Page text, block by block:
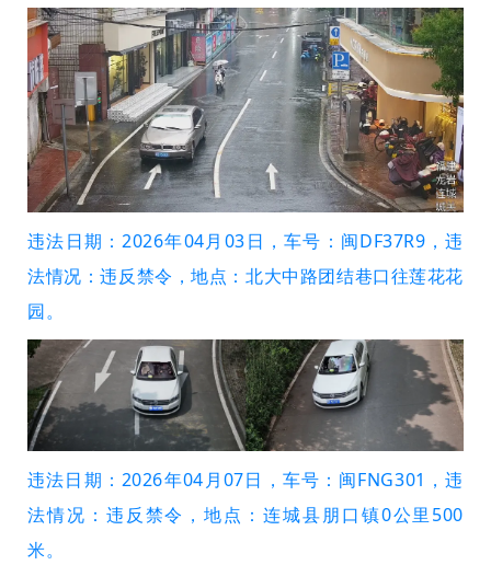
违法日期：2026年04月03日，车号：闽DF37R9，违
法情况：违反禁令，地点：北大中路团结巷口往莲花花
园。
违法日期：2026年04月07日，车号：闽FNG301，违
法情况：违反禁令，地点：连城县朋口镇0公里500
米。